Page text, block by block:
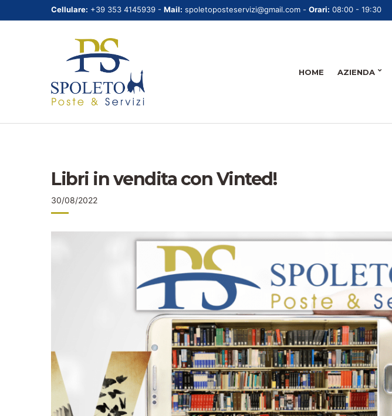
Cellulare: +39 353 4145939 - Mail: spoletoposteservizi@gmail.com - Orari: 08:00 - 19:30
HOME AZIENDA
Libri in vendita con Vinted!
30/08/2022